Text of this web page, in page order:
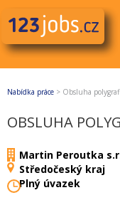
Nabídka práce > Obsluha
OBSLUHA
Martin Peroutka
Středočeský kraj
Plný úvazek